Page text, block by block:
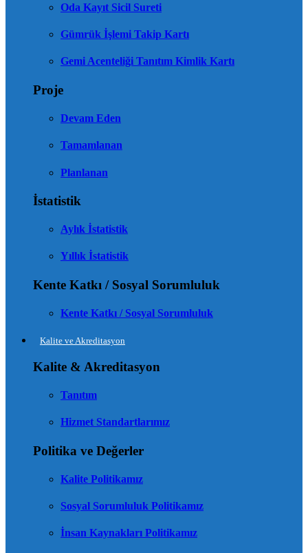
Oda Kayıt Sicil Sureti
Gümrük İşlemi Takip Kartı
Gemi Acenteliği Tanıtım Kimlik Kartı
Proje
Devam Eden
Tamamlanan
Planlanan
İstatistik
Aylık İstatistik
Yıllık İstatistik
Kente Katkı / Sosyal Sorumluluk
Kente Katkı / Sosyal Sorumluluk
Kalite ve Akreditasyon
Kalite & Akreditasyon
Tanıtım
Hizmet Standartlarımız
Politika ve Değerler
Kalite Politikamız
Sosyal Sorumluluk Politikamız
İnsan Kaynakları Politikamız